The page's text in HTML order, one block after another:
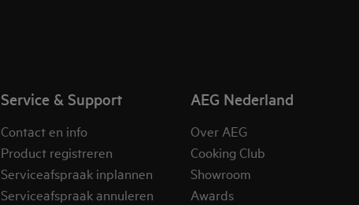
Service & Support
Contact en info
Product registreren
Serviceafspraak inplannen
Serviceafspraak annuleren
AEG Nederland
Over AEG
Cooking Club
Showroom
Awards